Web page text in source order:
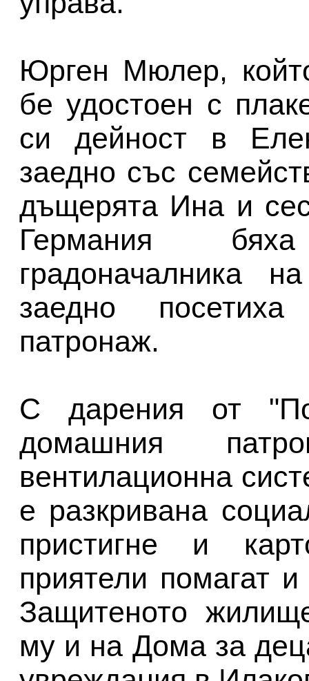
Юрген Мюлер,
бе удостоен с
си дейност в
заедно със
дъщерята Ина и
Германия
градоначалника
заедно
патронаж.
С дарения от
домашния
вентилационна
е разкривана
пристигне и
приятели помагат
Защитеното
му и на Дома за